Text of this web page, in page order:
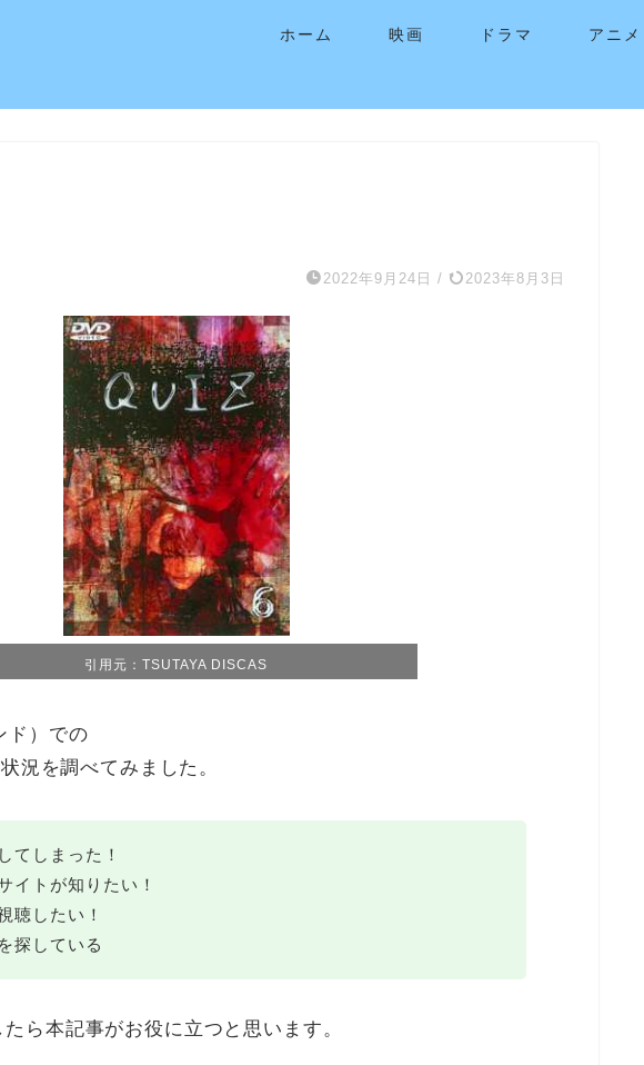
ホーム 映画 ドラマ アニメ
2022年9月24日 / 2023年8月3日
引用元：TSUTAYA DISCAS
ド）での
況を調べてみました。
てしまった！
イトが知りたい！
聴したい！
探している
ら本記事がお役に立つと思います。